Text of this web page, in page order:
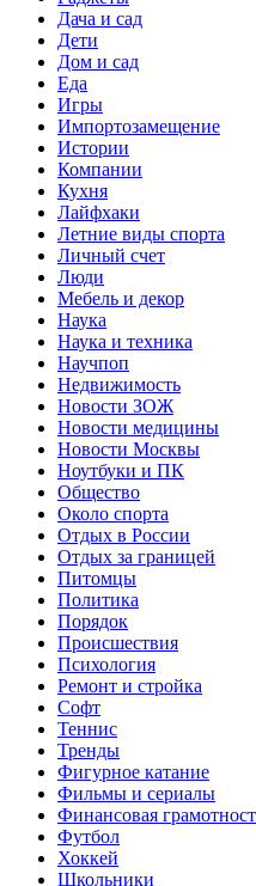
Дача и сад
Дети
Дом и сад
Еда
Игры
Импортозамещение
Истории
Компании
Кухня
Лайфхаки
Летние виды спорта
Личный счет
Люди
Мебель и декор
Наука
Наука и техника
Научпоп
Недвижимость
Новости ЗОЖ
Новости медицины
Новости Москвы
Ноутбуки и ПК
Общество
Около спорта
Отдых в России
Отдых за границей
Питомцы
Политика
Порядок
Происшествия
Психология
Ремонт и стройка
Софт
Теннис
Тренды
Фигурное катание
Фильмы и сериалы
Финансовая
Футбол
Хоккей
Школьники